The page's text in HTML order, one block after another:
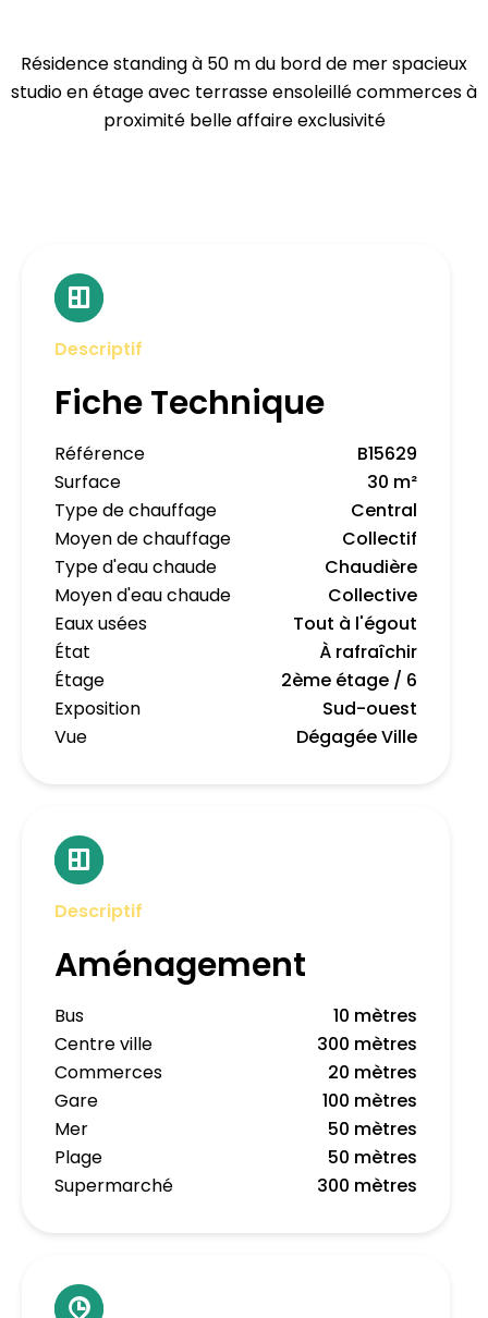
Résidence standing à 50 m du bord de mer spacieux
studio en étage avec terrasse ensoleillé commerces à
proximité belle affaire exclusivité
Descriptif
Fiche Technique
Référence
B15629
Surface
30 m²
Type de chauffage
Central
Moyen de chauffage
Collectif
Type d'eau chaude
Chaudière
Moyen d'eau chaude
Collective
Eaux usées
Tout à l'égout
État
À rafraîchir
Étage
2ème étage / 6
Exposition
Sud-ouest
Vue
Dégagée Ville
Descriptif
Aménagement
Bus
10 mètres
Centre ville
300 mètres
Commerces
20 mètres
Gare
100 mètres
Mer
50 mètres
Plage
50 mètres
Supermarché
300 mètres